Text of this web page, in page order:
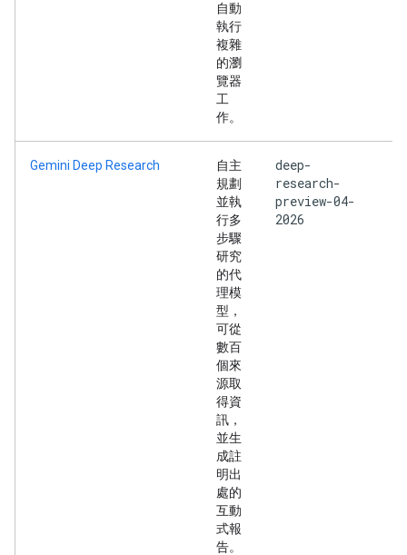
自動
執行
複雜
的瀏
覽器
工
作。
Gemini Deep Research
自主
規劃
並執
行多
步驟
研究
的代
理模
型，
可從
數百
個來
源取
得資
訊，
並生
成註
明出
處的
互動
式報
告。
deep-
research-
preview-04-
2026